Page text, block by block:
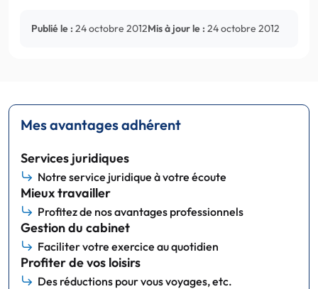
Publié le : 24 octobre 2012Mis à jour le : 24 octobre 2012
Mes avantages adhérent
Services juridiques
Notre service juridique à votre écoute
Mieux travailler
Profitez de nos avantages professionnels
Gestion du cabinet
Faciliter votre exercice au quotidien
Profiter de vos loisirs
Des réductions pour vous voyages, etc.